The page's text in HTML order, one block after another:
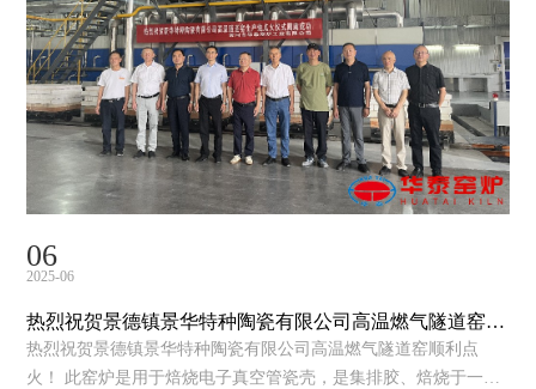
06
2025-06
热烈祝贺景德镇景华特种陶瓷有限公司高温燃气隧道窑顺
利点火
热烈祝贺景德镇景华特种陶瓷有限公司高温燃气隧道窑顺利点
火！ 此窑炉是用于焙烧电子真空管瓷壳，是集排胶、焙烧于一体